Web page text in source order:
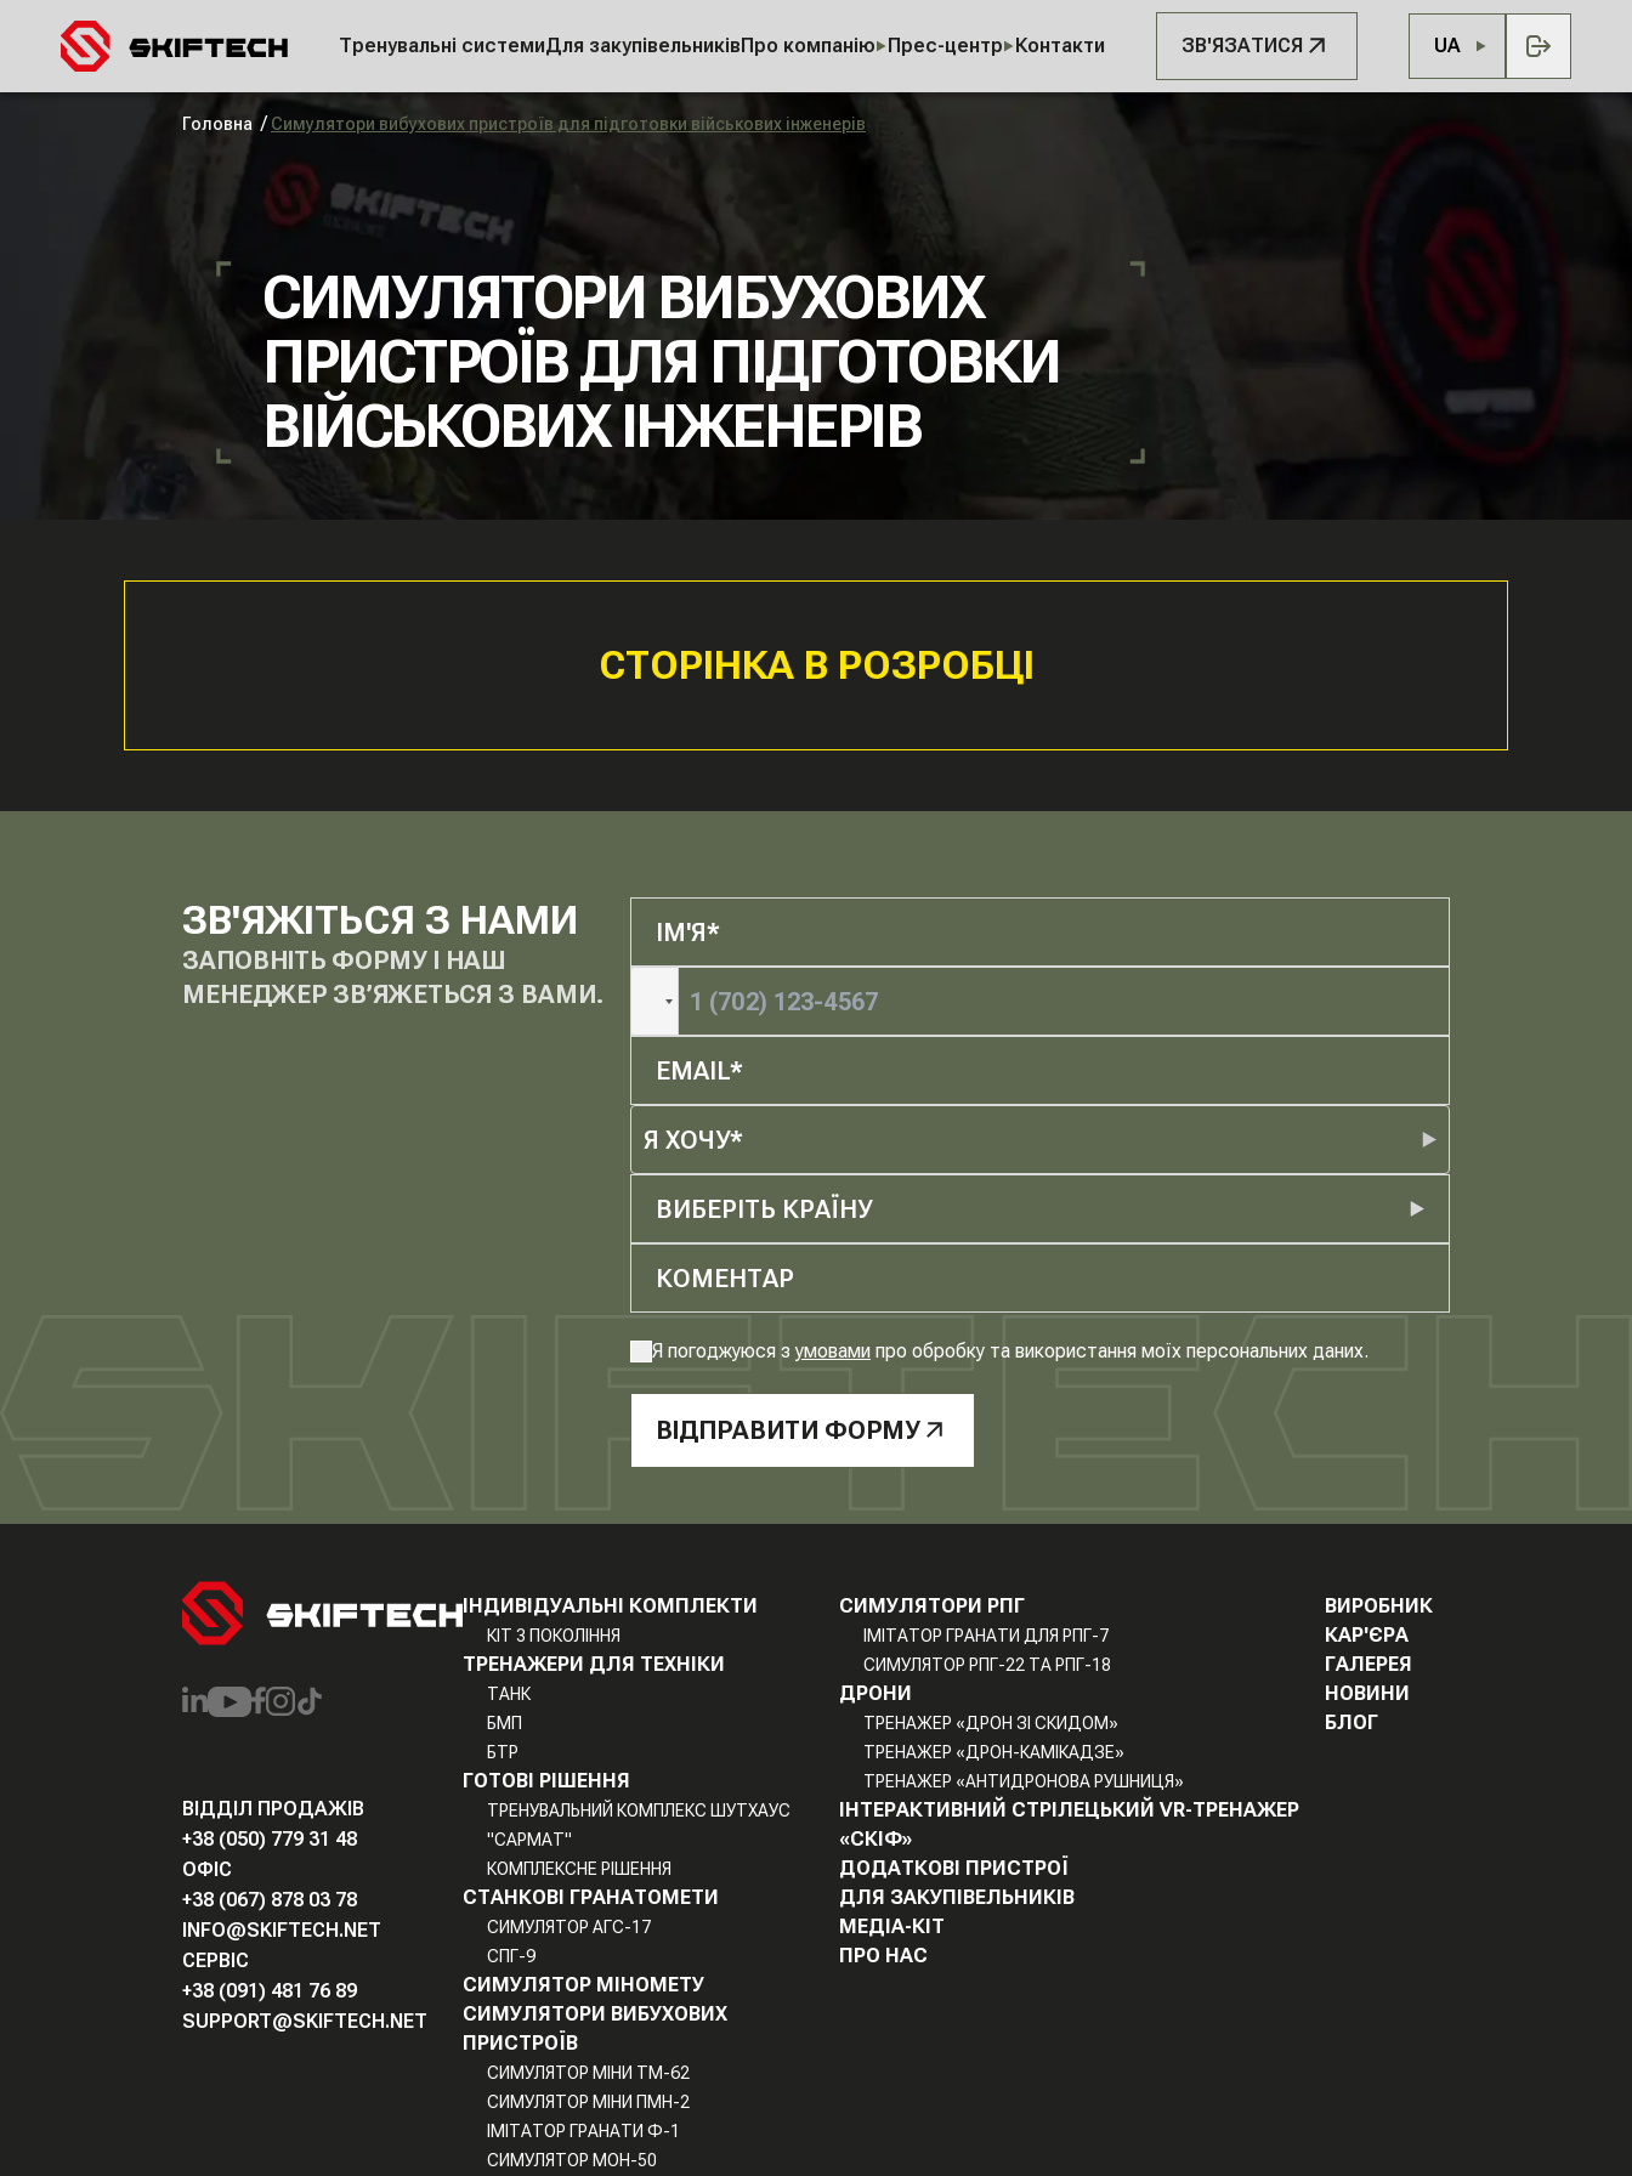
Тренувальні системиДля закупівельниківПро компанію Прес-центр Контакти ЗВ'ЯЗАТИСЯ UA
Головна / Cимулятори вибухових пристроїв для підготовки військових інженерів
СИМУЛЯТОРИ ВИБУХОВИХ
ПРИСТРОЇВ ДЛЯ ПІДГОТОВКИ
ВІЙСЬКОВИХ ІНЖЕНЕРІВ
СТОРІНКА В РОЗРОБЦІ
ЗВ'ЯЖІТЬСЯ З НАМИ
ЗАПОВНІТЬ ФОРМУ І НАШ
МЕНЕДЖЕР ЗВ’ЯЖЕТЬСЯ З ВАМИ.
Я ХОЧУ*
ВИБЕРІТЬ КРАЇНУ
Я погоджуюся з умовами про обробку та використання моїх персональних даних.
ВІДПРАВИТИ ФОРМУ
ВІДДІЛ ПРОДАЖІВ
+38 (050) 779 31 48
ОФІС
+38 (067) 878 03 78
INFO@SKIFTECH.NET
СЕРВІС
+38 (091) 481 76 89
SUPPORT@SKIFTECH.NET
ІНДИВІДУАЛЬНІ КОМПЛЕКТИ
КІТ 3 ПОКОЛІННЯ
ТРЕНАЖЕРИ ДЛЯ ТЕХНІКИ
ТАНК
БМП
БТР
ГОТОВІ РІШЕННЯ
ТРЕНУВАЛЬНИЙ КОМПЛЕКС ШУТХАУС
"САРМАТ"
КОМПЛЕКСНЕ РІШЕННЯ
СТАНКОВІ ГРАНАТОМЕТИ
СИМУЛЯТОР АГС-17
СПГ-9
СИМУЛЯТОР МІНОМЕТУ
СИМУЛЯТОРИ ВИБУХОВИХ
ПРИСТРОЇВ
СИМУЛЯТОР МІНИ TM-62
СИМУЛЯТОР МІНИ ПМН-2
ІМІТАТОР ГРАНАТИ Ф-1
СИМУЛЯТОР МОН-50
СИМУЛЯТОРИ РПГ
ІМІТАТОР ГРАНАТИ ДЛЯ РПГ-7
СИМУЛЯТОР РПГ-22 ТА РПГ-18
ДРОНИ
ТРЕНАЖЕР «ДРОН ЗІ СКИДОМ»
ТРЕНАЖЕР «ДРОН-КАМІКАДЗЕ»
ТРЕНАЖЕР «АНТИДРОНОВА РУШНИЦЯ»
ІНТЕРАКТИВНИЙ СТРІЛЕЦЬКИЙ VR-ТРЕНАЖЕР
«СКІФ»
ДОДАТКОВІ ПРИСТРОЇ
ДЛЯ ЗАКУПІВЕЛЬНИКІВ
МЕДІА-КІТ
ПРО НАС
ВИРОБНИК
КАР'ЄРА
ГАЛЕРЕЯ
НОВИНИ
БЛОГ